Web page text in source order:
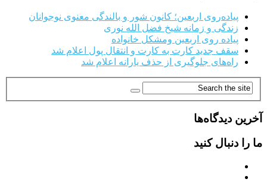
پیاده‌روی اربعین؛ کانون شور و بالندگی معنوی نوجوانان
زندگی و زمانه شیخ فضل الله نوری
پیاده روی اربعین ومشکل خانواده
سقف جدید کارت به کارت و انتقال پول اعلام شد
راه‌های جلوگیری از حذف یارانه اعلام شد
آخرین دیدگاه‌ها
ما را دنبال کنید